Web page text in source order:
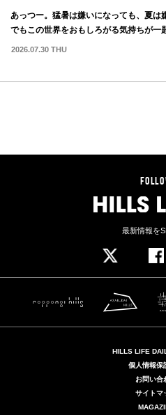
あっつー。猛暑は嫌いになっても、夏は
でもこの世界をおもしろがる気持ちが一
2026.07.30 THU
THINK
【石川善樹】イノベーション
アカデミーヒルズライブラリー
画でお届けしている石川善樹（
ント〈Think Differentを考える
（火）に開催された。今回、ゲ
ヨの木下洋二郎氏。「ブランコ
の開発ストーリーに隠された、